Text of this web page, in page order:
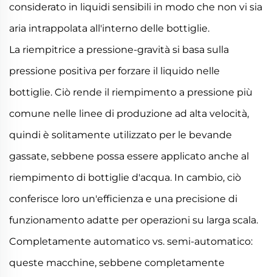
considerato in liquidi sensibili in modo che non vi sia
aria intrappolata all'interno delle bottiglie.
La riempitrice a pressione-gravità si basa sulla
pressione positiva per forzare il liquido nelle
bottiglie. Ciò rende il riempimento a pressione più
comune nelle linee di produzione ad alta velocità,
quindi è solitamente utilizzato per le bevande
gassate, sebbene possa essere applicato anche al
riempimento di bottiglie d'acqua. In cambio, ciò
conferisce loro un'efficienza e una precisione di
funzionamento adatte per operazioni su larga scala.
Completamente automatico vs. semi-automatico:
queste macchine, sebbene completamente